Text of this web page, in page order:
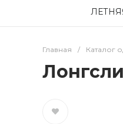
Главная / Каталог